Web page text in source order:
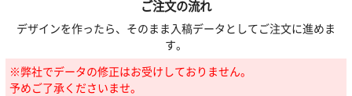
ご注文の流れ
デザインを作ったら、そのまま入稿データとしてご注文に進めま
す。
※弊社でデータの修正はお受けしておりません。
予めご了承くださいませ。